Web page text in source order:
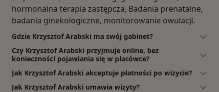
hormonalna terapia zastępcza, Badania prenatalne,
badania ginekologiczne, monitorowanie owulacji.
Gdzie Krzysztof Arabski ma swój gabinet?
Czy Krzysztof Arabski przyjmuje online, bez
konieczności pojawiania się w placówce?
Jak Krzysztof Arabski akceptuje płatności po wizycie?
Jak Krzysztof Arabski umawia wizyty?